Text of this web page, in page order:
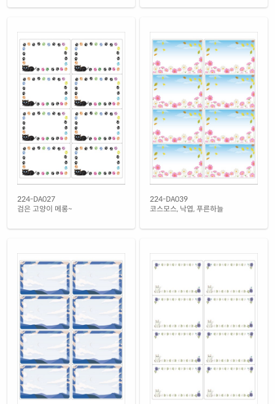
흰색 무광 방수 시치미 잉크젯
RV224WU-DV125잉크젯 전용
재질 설명
흰색 광택 방수 시치미 잉크젯
RV224LU-DV125
잉크젯 전용
흰색 광택 레이저
CL224LG-DV125
레이저 전용
흰색 광택 시치미 레이저
RV224LG-DV125 레이저 전용
흰색(25μm) 광택 방수 레이저
CL224TW-DV125
레이저 전용
흰색(50μm) 광택 방수 레이저
흰색 무광 방수 레이저
CL224MP-DV125
레이저 전용
흰색 무광 방수 시치미 레이저
RV224MP-DV125 레이저 전용
반투명 트레이싱 레이저
CL224HT-DV125
레이저 전용
투명(25μm) 방수 레이저
CL224TT-DV125
레이저 전용
224-DA027
검은 고양이 메롱~
224-DA039
코스모스, 낙엽, 푸른하늘